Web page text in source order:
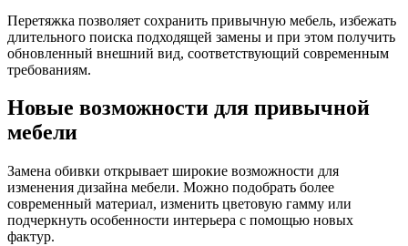
Перетяжка позволяет сохранить привычную мебель, избежать
длительного поиска подходящей замены и при этом получить
обновленный внешний вид, соответствующий современным
требованиям.
Новые возможности для привычной
мебели
Замена обивки открывает широкие возможности для
изменения дизайна мебели. Можно подобрать более
современный материал, изменить цветовую гамму или
подчеркнуть особенности интерьера с помощью новых
фактур.